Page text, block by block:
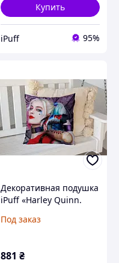
Купить
iPuff 95%
Декоративная подушка
iPuff «Harley Quinn.
печатью с обеих
Под заказ
881 ₴